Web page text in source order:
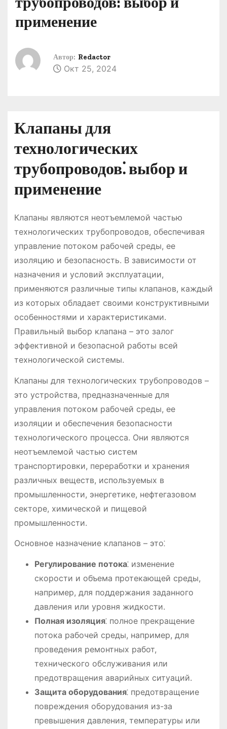
применение
Автор: Redactor
Окт 25, 2024
Клапаны для
технологических
трубопроводов⁚ выбор и
применение
Клапаны являются неотъемлемой частью
технологических трубопроводов, обеспечивая
управление потоком рабочей среды, ее
изоляцию и безопасность. В зависимости от
назначения и условий эксплуатации,
применяются различные типы клапанов, каждый
из которых обладает своими конструктивными
особенностями и характеристиками.
Правильный выбор клапана – это залог
эффективной и безопасной работы всей
технологической системы.
Клапаны для технологических трубопроводов –
это устройства, предназначенные для
управления потоком рабочей среды, ее
изоляции и обеспечения безопасности
технологического процесса. Они являются
неотъемлемой частью систем
транспортировки, переработки и хранения
различных веществ, используемых в
промышленности, энергетике, нефтегазовом
секторе, химической и пищевой
промышленности.
Основное назначение клапанов – это⁚
Регулирование потока⁚ изменение
скорости и объема протекающей среды,
например, для поддержания заданного
давления или уровня жидкости.
Полная изоляция⁚ полное прекращение
потока рабочей среды, например, для
проведения ремонтных работ,
технического обслуживания или
предотвращения аварийных ситуаций.
Защита оборудования⁚ предотвращение
повреждения оборудования из-за
превышения давления, температуры или